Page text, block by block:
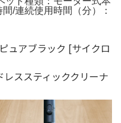
/連続使用時間（分）：